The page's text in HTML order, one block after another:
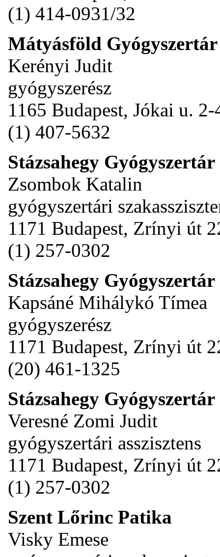
(1) 414-0931/32
Mátyásföld Gyógyszertár
Kerényi Judit
gyógyszerész
1165 Budapest, Jókai u. 2-
(1) 407-5632
Stázsahegy Gyógyszertár
Zsombok Katalin
gyógyszertári
1171 Budapest, Zrínyi út
(1) 257-0302
Stázsahegy Gyógyszertár
Kapsáné Mihálykó Tímea
gyógyszerész
1171 Budapest, Zrínyi út
(20) 461-1325
Stázsahegy Gyógyszertár
Veresné Zomi Judit
gyógyszertári asszisztens
1171 Budapest, Zrínyi út
(1) 257-0302
Szent Lőrinc Patika
Visky Emese